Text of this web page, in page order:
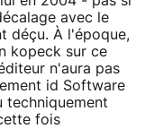
avec le
déçu. À l'époque,
kopeck sur ce
n'aura pas
id Software
techniquement
fois